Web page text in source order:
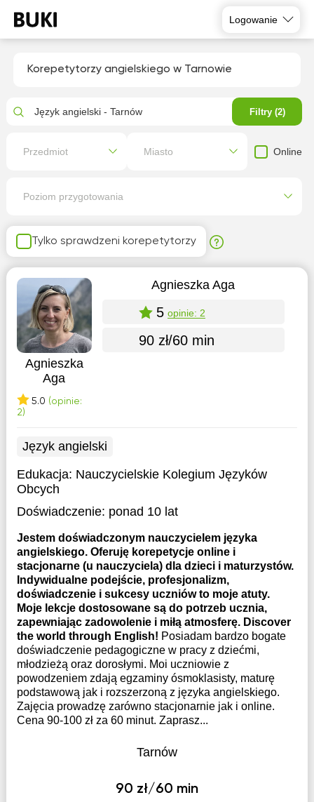
Logowanie
Korepetytorzy angielskiego w Tarnowie
Tylko sprawdzeni korepetytorzy
Agnieszka
Aga
5.0 (opinie:
2)
Agnieszka Aga
5 opinie: 2
90 zł/60 min
Język angielski
Edukacja: Nauczycielskie Kolegium Języków
Obcych
Doświadczenie: ponad 10 lat
Jestem doświadczonym nauczycielem języka
angielskiego. Oferuję korepetycje online i
stacjonarne (u nauczyciela) dla dzieci i maturzystów.
Indywidualne podejście, profesjonalizm,
doświadczenie i sukcesy uczniów to moje atuty.
Moje lekcje dostosowane są do potrzeb ucznia,
zapewniając zadowolenie i miłą atmosferę. Discover
the world through English! Posiadam bardzo bogate
doświadczenie pedagogiczne w pracy z dziećmi,
młodzieżą oraz dorosłymi. Moi uczniowie z
powodzeniem zdają egzaminy ósmoklasisty, maturę
podstawową jak i rozszerzoną z języka angielskiego.
Zajęcia prowadzę zarówno stacjonarnie jak i online.
Cena 90-100 zł za 60 minut. Zaprasz...
Tarnów
90 zł/60 min
Język angielski - Tarnów Filtry (2)
Przedmiot Miasto Online
Poziom przygotowania